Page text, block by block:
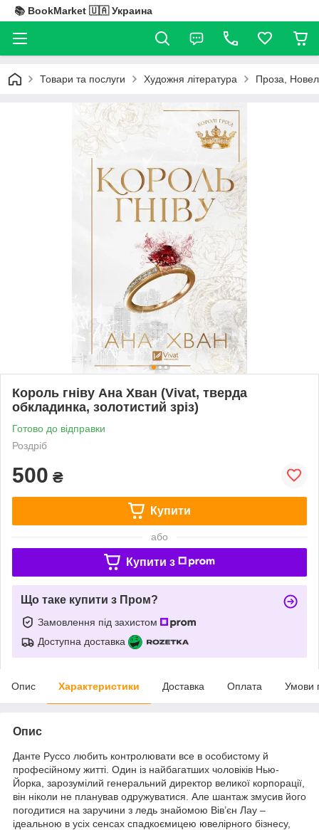
📚 BookMarket 🇺🇦 Украина
Товари та послуги Художня література Проза,
Король гніву Ана Хван (Vivat, тверда
обкладинка, золотистий зріз)
Готово до відправки
Роздріб
500 ₴
Купити
або
Купити з
Що таке купити з Пром?
Замовлення під захистом
Доступна доставка
Опис Характеристики Доставка Оплата Умови
Опис
Данте Руссо любить контролювати все в особистому й
професійному житті. Один із найбагатших чоловіків Нью-
Йорка, зарозумілий генеральний директор великої корпорації,
він ніколи не планував одружуватися. Але шантаж змусив його
погодитися на заручини з ледь знайомою Вів’єн Лау –
ідеальною в усіх сенсах спадкоємицею ювелірного бізнесу,